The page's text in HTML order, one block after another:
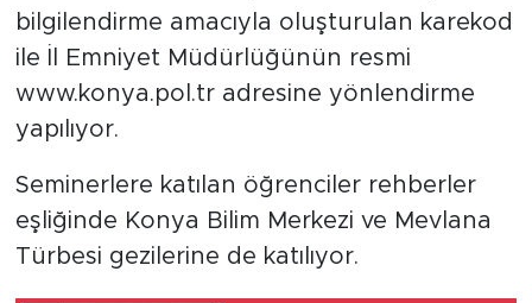
bilgilendirme amacıyla oluşturulan karekod
ile İl Emniyet Müdürlüğünün resmi
www.konya.pol.tr adresine yönlendirme
yapılıyor.
Seminerlere katılan öğrenciler rehberler
eşliğinde Konya Bilim Merkezi ve Mevlana
Türbesi gezilerine de katılıyor.